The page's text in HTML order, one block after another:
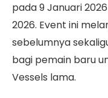
pada 9 Januari
2026. Event ini
sebelumnya
bagi pemain baru
Vessels lama.